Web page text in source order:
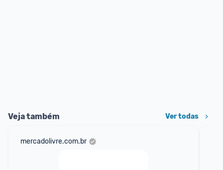
Veja também Ver todas
mercadolivre.com.br